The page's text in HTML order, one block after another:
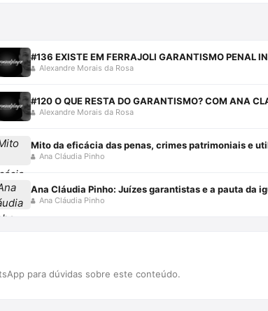
#136 EXISTE EM FERRAJOLI GARANTISMO PENAL
Alexandre Morais da Rosa
#120 O QUE RESTA DO GARANTISMO? COM ANA
Alexandre Morais da Rosa
Mito da eficácia das penas, crimes patrimoniais e
Ana Cláudia Pinho
Ana Cláudia Pinho: Juízes garantistas e a pauta da
Ana Cláudia Pinho
para dúvidas sobre este conteúdo.